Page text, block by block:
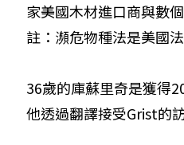
家美國木材進口商與數
註：瀕危物種法是美國
36歲的庫蘇里奇是獲得
他透過翻譯接受Grist的